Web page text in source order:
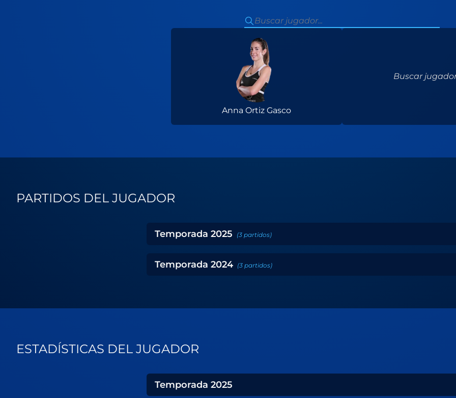
Anna Ortiz Gasco
Buscar
PARTIDOS DEL JUGADOR
Temporada 2025 (3 partidos)
Temporada 2024 (3 partidos)
ESTADÍSTICAS DEL JUGADOR
Temporada 2025